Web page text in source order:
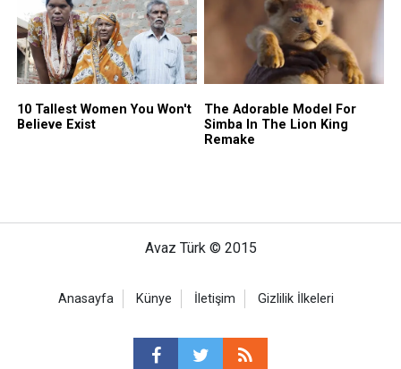
Avaz Türk © 2015
Anasayfa Künye İletişim Gizlilik İlkeleri